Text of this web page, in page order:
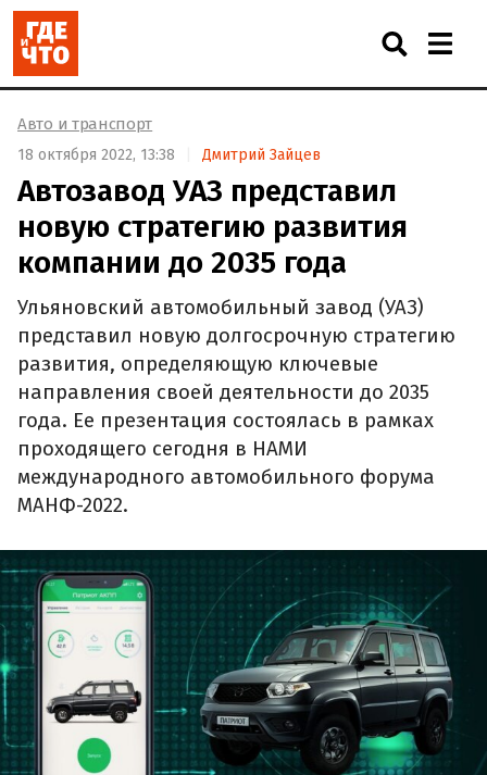
Авто и транспорт
18 октября 2022, 13:38 Дмитрий Зайцев
Автозавод УАЗ представил
новую стратегию развития
компании до 2035 года
Ульяновский автомобильный завод (УАЗ)
представил новую долгосрочную стратегию
развития, определяющую ключевые
направления своей деятельности до 2035
года. Ее презентация состоялась в рамках
проходящего сегодня в НАМИ
международного автомобильного форума
МАНФ-2022.